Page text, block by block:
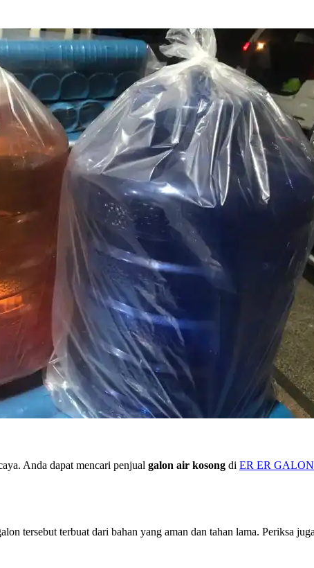
Anda dapat mencari penjual galon air kosong di ER ER
tersebut terbuat dari bahan yang aman dan tahan lama. Periksa